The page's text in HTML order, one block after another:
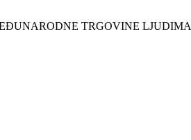
TRGOVINE LJUDIMA